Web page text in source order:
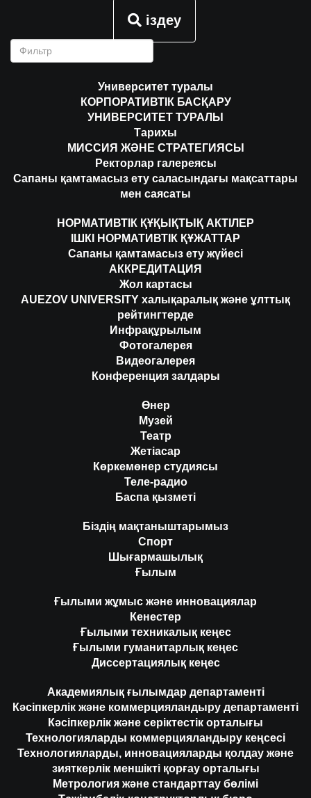
іздеу
Университет туралы
КОРПОРАТИВТІК БАСҚАРУ
УНИВЕРСИТЕТ ТУРАЛЫ
Тарихы
МИССИЯ ЖӘНЕ СТРАТЕГИЯСЫ
Ректорлар галереясы
Сапаны қамтамасыз ету саласындағы мақсаттары
мен саясаты
НОРМАТИВТІК ҚҰҚЫҚТЫҚ АКТІЛЕР
ІШКІ НОРМАТИВТІК ҚҰЖАТТАР
Сапаны қамтамасыз ету жүйесі
АККРЕДИТАЦИЯ
Жол картасы
AUEZOV UNIVERSITY халықаралық және ұлттық
рейтингтерде
Инфрақұрылым
Фотогалерея
Видеогалерея
Конференция залдары
Өнер
Музей
Театр
Жетіасар
Көркемөнер студиясы
Теле-радио
Баспа қызметі
Біздің мақтаныштарымыз
Спорт
Шығармашылық
Ғылым
Ғылыми жұмыс және инновациялар
Кенестер
Ғылыми техникалық кеңес
Ғылыми гуманитарлық кеңес
Диссертациялық кеңес
Академиялық ғылымдар департаменті
Кәсіпкерлік және коммерцияландыру департаменті
Кәсіпкерлік және серіктестік орталығы
Технологияларды коммерцияландыру кеңсесі
Технологияларды, инновацияларды қолдау және
зияткерлік меншікті қорғау орталығы
Метрология және стандарттау бөлімі